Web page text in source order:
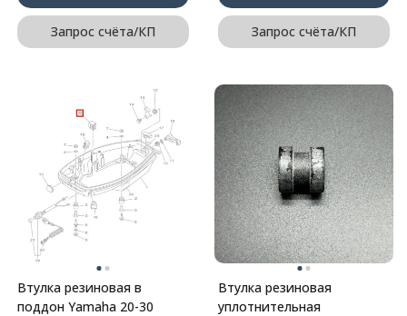
Запрос счёта/КП Запрос счёта/КП
Втулка резиновая в
поддон Yamaha 20-30
Втулка резиновая
уплотнительная